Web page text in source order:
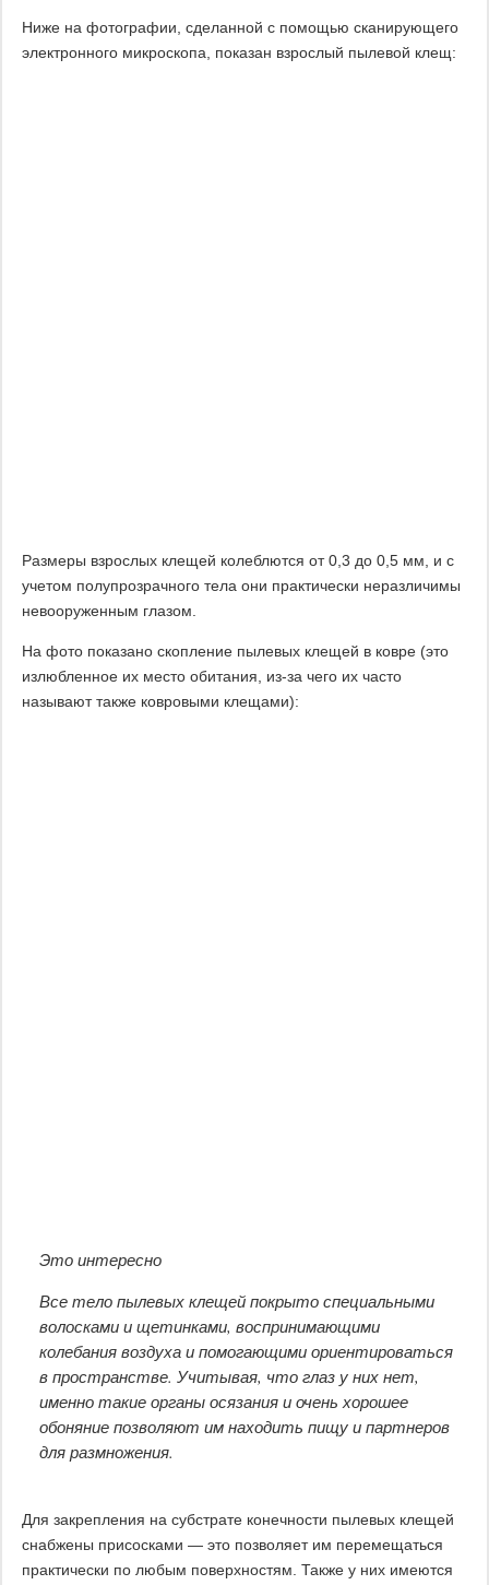
Ниже на фотографии, сделанной с помощью сканирующего
электронного микроскопа, показан взрослый пылевой клещ:
Размеры взрослых клещей колеблются от 0,3 до 0,5 мм, и с
учетом полупрозрачного тела они практически неразличимы
невооруженным глазом.
На фото показано скопление пылевых клещей в ковре (это
излюбленное их место обитания, из-за чего их часто
называют также ковровыми клещами):
Это интересно
Все тело пылевых клещей покрыто специальными
волосками и щетинками, воспринимающими
колебания воздуха и помогающими ориентироваться
в пространстве. Учитывая, что глаз у них нет,
именно такие органы осязания и очень хорошее
обоняние позволяют им находить пищу и партнеров
для размножения.
Для закрепления на субстрате конечности пылевых клещей
снабжены присосками — это позволяет им перемещаться
практически по любым поверхностям. Также у них имеются